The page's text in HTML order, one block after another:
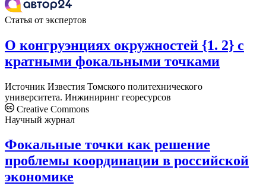
Статья от экспертов
О конгруэнциях окружностей {1. 2} с
кратными фокальными точками
Источник Известия Томского политехнического
университета. Инжиниринг георесурсов
Creative Commons
Научный журнал
Фокальные точки как решение
проблемы координации в российской
экономике